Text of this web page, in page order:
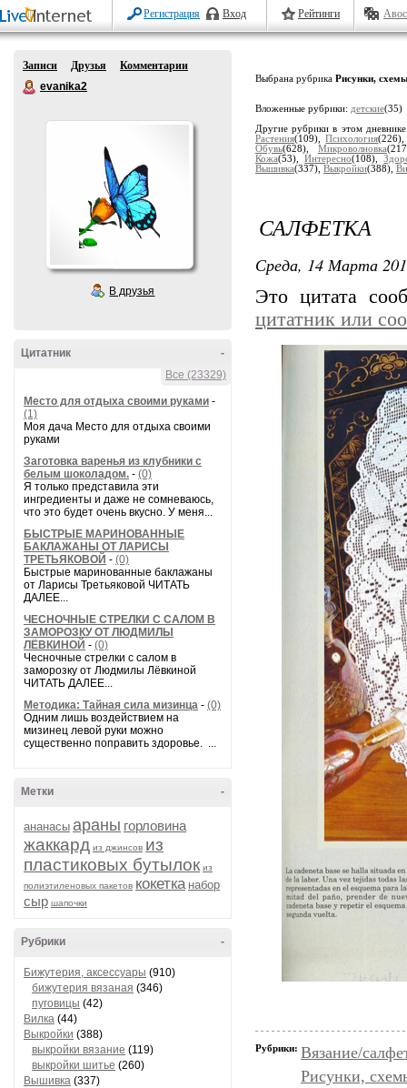
Регистрация Вход Рейтинги
Записи Друзья
Комментарии
evanika2
В друзья
-
Цитатник
Все (23329)
Место для отдыха своими руками -
(1)
Моя дача Место для отдыха своими
руками
Заготовка варенья из клубники с
белым шоколадом. - (0)
Я только представила эти
ингредиенты и даже не сомневаюсь,
что это будет очень вкусно. У меня...
БЫСТРЫЕ МАРИНОВАННЫЕ
БАКЛАЖАНЫ ОТ ЛАРИСЫ
ТРЕТЬЯКОВОЙ - (0)
Быстрые маринованные баклажаны
от Ларисы Третьяковой ЧИТАТЬ
ДАЛЕЕ...
ЧЕСНОЧНЫЕ СТРЕЛКИ С САЛОМ В
ЗАМОРОЗКУ ОТ ЛЮДМИЛЫ
ЛЁВКИНОЙ - (0)
Чесночные стрелки с салом в
заморозку от Людмилы Лёвкиной
ЧИТАТЬ ДАЛЕЕ...
Методика: Тайная сила мизинца - (0)
Одним лишь воздействием на
мизинец левой руки можно
существенно поправить здоровье. ...
-
Метки
ананасы араны горловина
жаккард из джинсов из
пластиковых бутылок из
полиэтиленовых пакетов кокетка набор
сыр шапочки
-
Рубрики
Бижутерия, аксессуары (910)
бижутерия вязаная (346)
пуговицы (42)
Вилка (44)
Выкройки (388)
выкройки вязание (119)
выкройки шитье (260)
Вышивка (337)
Выбрана рубрика Рисунки,
Вложенные рубрики: детские(35)
Другие рубрики в этом
Растения(109),Психология
Обувь(628), Микроволновка
Кожа(53),Интересно(108),
Вышивка(337), Выкройки(388),
САЛФЕТКА
Среда, 14 Марта
Это цитата
цитатник или
Рубрики: Вязание/
Рисунки,